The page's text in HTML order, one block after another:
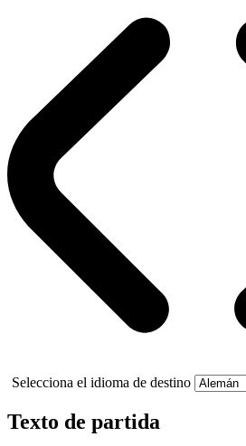
Selecciona el idioma de destino
Texto de partida